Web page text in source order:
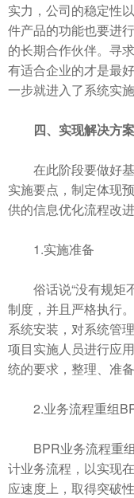
实力，公司的稳定性
件产品的功能也要进
的长期合作伙伴。寻
有适合企业的才是最
一步就进入了系统实施
四、实现解决方
在此阶段要做好基
实施要点，制定体现
供的信息优化流程改进
1.实施准备
俗话说“没有规矩
制度，并且严格执行
系统安装，对系统管
项目实施人员进行应
统的要求，整理、准
2.业务流程重组
BPR业务流程重组
计业务流程，以实现
应速度上，取得突破